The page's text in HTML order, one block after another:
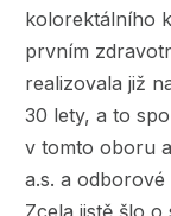
kolorektálního
prvním
realizovala již
30 lety, a to
v tomto oboru
a.s. a
Zcela jistě šlo